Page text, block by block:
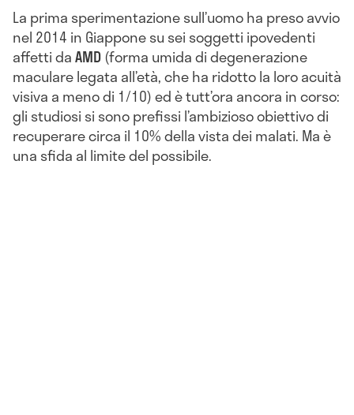
La prima sperimentazione sull’uomo ha preso avvio
nel 2014 in Giappone su sei soggetti ipovedenti
affetti daAMD(forma umida di degenerazione
maculare legata all’età, che ha ridotto la loro acuità
visiva a meno di 1/10) ed è tutt’ora ancora in corso:
gli studiosi si sono prefissi l’ambizioso obiettivo di
recuperare circa il 10% della vista dei malati. Ma è
una sfida al limite del possibile.